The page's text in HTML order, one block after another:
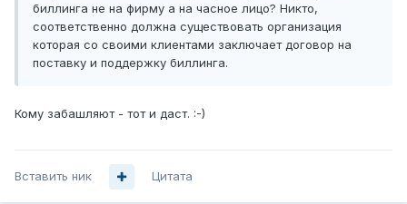
биллинга не на фирму а на часное лицо? Никто,
соответственно должна существовать организация
которая со своими клиентами заключает договор на
поставку и поддержку биллинга.
Кому забашляют - тот и даст. :-)
Вставить ник Цитата